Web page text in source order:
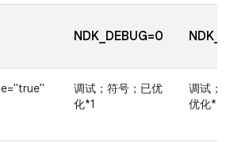
NDK_DEBUG=0
调试；符号；已优
化*1
调试；
优化*2